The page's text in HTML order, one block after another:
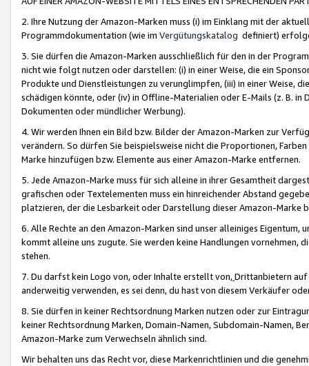
2. Ihre Nutzung der Amazon-Marken muss (i) im Einklang mit der
Programmdokumentation (wie im Vergütungskatalog definiert)
3. Sie dürfen die Amazon-Marken ausschließlich für den in der
nicht wie folgt nutzen oder darstellen: (i) in einer Weise, die ein
Produkte und Dienstleistungen zu verunglimpfen, (iii) in einer Weise,
schädigen könnte, oder (iv) in Offline-Materialien oder E-Mails (z. B. in
Dokumenten oder mündlicher Werbung).
4. Wir werden Ihnen ein Bild bzw. Bilder der Amazon-Marken zur
verändern. So dürfen Sie beispielsweise nicht die Proportionen,
Marke hinzufügen bzw. Elemente aus einer Amazon-Marke entfernen.
5. Jede Amazon-Marke muss für sich alleine in ihrer Gesamtheit
grafischen oder Textelementen muss ein hinreichender Abstand
platzieren, der die Lesbarkeit oder Darstellung dieser Amazon-Marke
6. Alle Rechte an den Amazon-Marken sind unser alleiniges
kommt alleine uns zugute. Sie werden keine Handlungen vornehmen,
stehen.
7. Du darfst kein Logo von, oder Inhalte erstellt von,Drittanbietern auf
anderweitig verwenden, es sei denn, du hast von diesem Verkäufer
8. Sie dürfen in keiner Rechtsordnung Marken nutzen oder zur
keiner Rechtsordnung Marken, Domain-Namen, Subdomain-Namen,
Amazon-Marke zum Verwechseln ähnlich sind.
Wir behalten uns das Recht vor, diese Markenrichtlinien und die